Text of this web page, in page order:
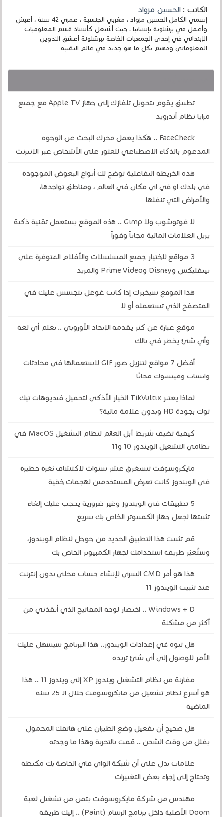
الكاتب :الحسين مزواد
إسمي الكامل الحسين مزواد ، مغربي الجنسية ، عمري 42 سنة ، أعيش
وأعمل في برشلونة بإسبانيا ، حيث أشتغل كأستاذ قسم المعلوميات
الإبتدائي في إحدى الجمعيات الخاصة ببرشلونة أعشق التدوين
المعلوماتي ومهتم بكل ما هو جديد في عالم التقنية
تطبيق يقوم بتحويل تلفازك إلى جهاز Apple TV مع جميع
مزايا نظام أندرويد
FaceCheck .. هكذا يعمل محرك البحث عن الوجوه
المدعوم بالذكاء الاصطناعي للعثور على الأشخاص عبر الإنترنت
هذه الخريطة التفاعلية توضح لك أنواع البعوض الموجودة
في بلدك او في اي مكان في العالم ، ومناطق تواجدها،
والأمراض التي تنقلها
لا فوتوشوب ولا Gimp .. هذه الموقع يستعمل تقنية ذكية
يزيل العلامات المائية مجاناً وفوراً
3 مواقع لاختيار جميع المسلسلات والأفلام المتوفرة على
نيتفليكس وDisney وPrime Video والمزيد
هذا الموقع سيخبرك إذا كانت غوغل تتجسس عليك في
المتصفح الذي تستعمله أو لا
موقع عبارة عن كنز يقدمه الإتحاد الأوروبي .. تعلم أي لغة
وأي شئ يخطر في بالك
أفضل 7 مواقع لتنزيل صور GIF لاستعمالها في محادثات
واتساب وفيسبوك مجانًا
لماذا يعتبر TikVultix الخيار الأذكى لتحميل فيديوهات تيك
توك بجودة HD وبدون علامة مائية؟
كيفية تضيف شريط آبل العائم لنظام التشغيل MacOS في
نظامي التشغيل الويندوز 10 و11
مايكروسوفت تستغرق عشر سنوات لاكتشاف ثغرة خطيرة
في الويندوز كانت تعرض المستخدمين لهجمات خفية
5 تطبيقات في الويندوز وغير ضرورية يحجب عليك إلغاء
تثبيتها لجعل جهاز الكمبيوتر الخاص بك سريع
قم تثبيت هذا التطبيق الجديد من جوجل لنظام الويندوز،
وستُغيّر طريقة استخدامك لجهاز الكمبيوتر الخاص بك
هذا هو أمر CMD السري لإنشاء حساب محلي بدون إنترنت
عند تثبيت الويندوز 11
Windows + D .. اختصار لوحة المفاتيح الذي أنقذني من
أكثر من مشكلة
هل تتوه في إعدادات الويندوز.. هذا البرنامج سيسهل عليك
الأمر للوصول إلى أي شئ تريده
مقارنة من نظام التشغيل ويندوز XP إلى ويندوز 11 .. هذا
هو أسرع نظام تشغيل من مايكروسوفت خلال الـ 25 سنة
الماضية
هل صحيح أن تفعيل وضع الطيران على هاتفك المحمول
يقلل من وقت الشحن .. قمت بالتجربة وهذا ما وجدته
علامات تدل على أن شبكة الواي فاي الخاصة بك مكتظة
وتحتاج إلى إجراء بعض التغييرات
مهندس من شركة مايكروسوفت يتمن من تشغيل لعبة
Doom الأصلية داخل برنامج الرسام (Paint) .. إليك طريقة